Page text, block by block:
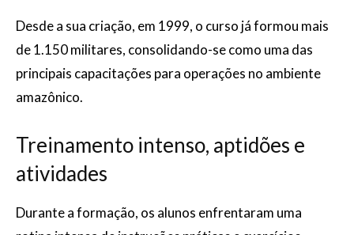
Desde a sua criação, em 1999, o curso já formou mais
de 1.150 militares, consolidando-se como uma das
principais capacitações para operações no ambiente
amazônico.
Treinamento intenso, aptidões e
atividades
Durante a formação, os alunos enfrentaram uma